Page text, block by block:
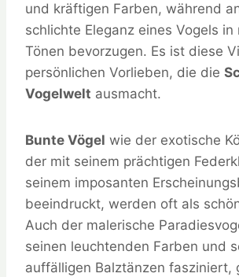
und kräftigen Farben, während
schlichte Eleganz eines Vogels in
Tönen bevorzugen. Es ist diese
persönlichen Vorlieben, die die
Vogelwelt ausmacht.
Bunte Vögel wie der exotische
der mit seinem prächtigen
seinem imposanten
beeindruckt, werden oft als
Auch der malerische
seinen leuchtenden Farben und
auffälligen Balztänzen fasziniert,